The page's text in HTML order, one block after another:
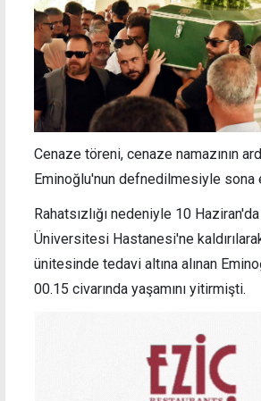
Cenaze töreni, cenaze namazının
Eminoğlu'nun defnedilmesiyle sona
Rahatsızlığı nedeniyle 10 Haziran'da
Üniversitesi Hastanesi'ne
ünitesinde tedavi altına alınan
00.15 civarında yaşamını yitirmişti.